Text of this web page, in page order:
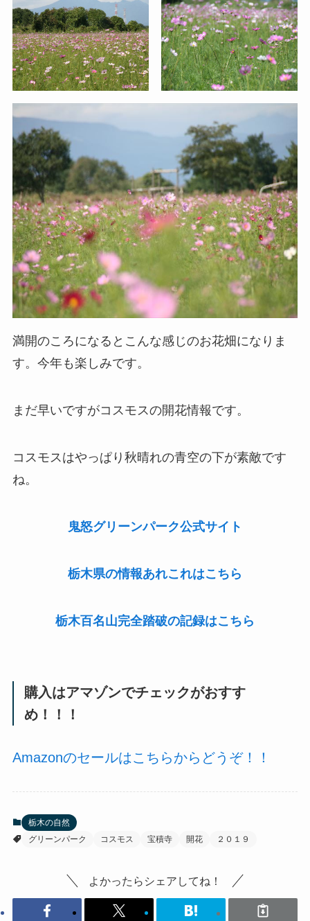
満開のころになるとこんな感じのお花畑になりま
す。今年も楽しみです。
まだ早いですがコスモスの開花情報です。
コスモスはやっぱり秋晴れの青空の下が素敵です
ね。
鬼怒グリーンパーク公式サイト
栃木県の情報あれこれはこちら
栃木百名山完全踏破の記録はこちら
購入はアマゾンでチェックがおすす
め！！！
Amazonのセールはこちらからどうぞ！！
栃木の自然
グリーンパーク
コスモス 宝積寺 開花 ２０１９
よかったらシェアしてね！